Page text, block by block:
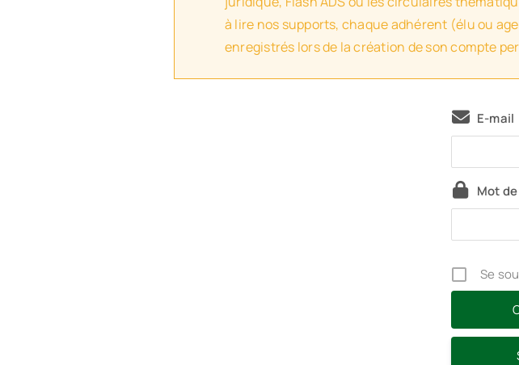
à lire nos supports, chaque adhérent (élu ou
enregistrés lors de la création de son compte
E-mail
Mot
Se